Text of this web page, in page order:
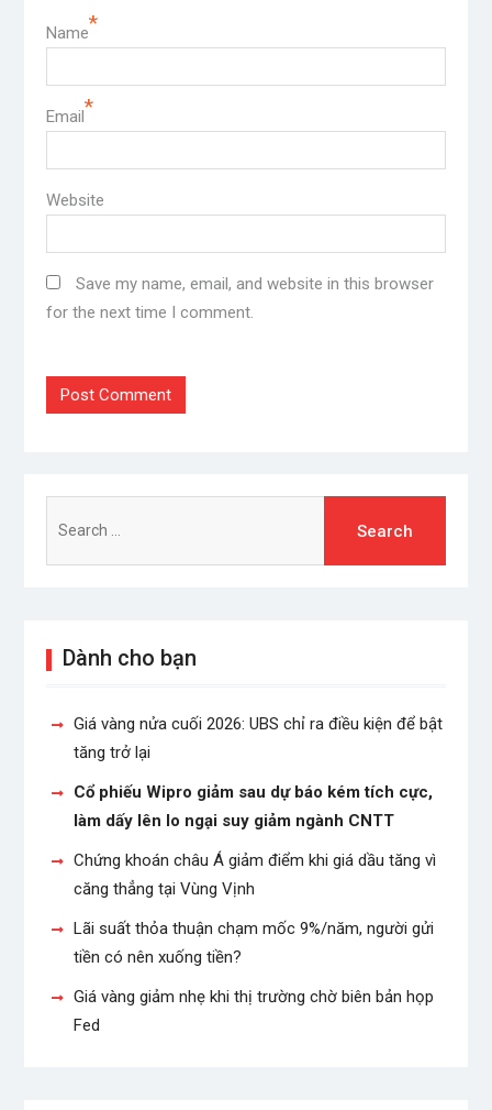
Name*
Email*
Website
Save my name, email, and website in this browser
for the next time I comment.
for:
Dành cho bạn
Giá vàng nửa cuối 2026: UBS chỉ ra điều kiện để bật
tăng trở lại
Cổ phiếu Wipro giảm sau dự báo kém tích cực,
làm dấy lên lo ngại suy giảm ngành CNTT
Chứng khoán châu Á giảm điểm khi giá dầu tăng vì
căng thẳng tại Vùng Vịnh
Lãi suất thỏa thuận chạm mốc 9%/năm, người gửi
tiền có nên xuống tiền?
Giá vàng giảm nhẹ khi thị trường chờ biên bản họp
Fed